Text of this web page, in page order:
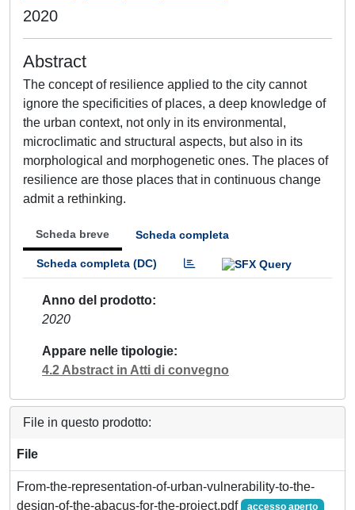
2020
Abstract
The concept of resilience applied to the city cannot
ignore the specificities of places, a deep knowledge of
the urban context, not only in its environmental,
microclimatic and structural aspects, but also in its
morphological and morphogenetic ones. The places of
resilience are those places that in continuous change
admit a rethinking.
Scheda breve Scheda completa
Scheda completa (DC)
Anno del prodotto
2020
Appare nelle tipologie
4.2 Abstract in Atti di convegno
File in questo prodotto:
File
From-the-representation-of-urban-vulnerability-to-the-
design-of-the-abacus-for-the-project.pdf
accesso aperto